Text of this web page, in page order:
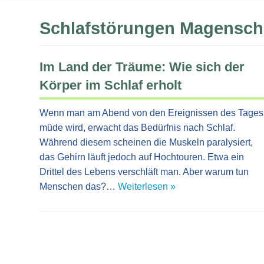
Schlafstörungen
Im Land der Träume: Wie sich der
Körper im Schlaf erholt
Wenn man am Abend von den Ereignissen des Tages
müde wird, erwacht das Bedürfnis nach Schlaf.
Während diesem scheinen die Muskeln paralysiert,
das Gehirn läuft jedoch auf Hochtouren. Etwa ein
Drittel des Lebens verschläft man. Aber warum tun
Menschen das?… Weiterlesen »